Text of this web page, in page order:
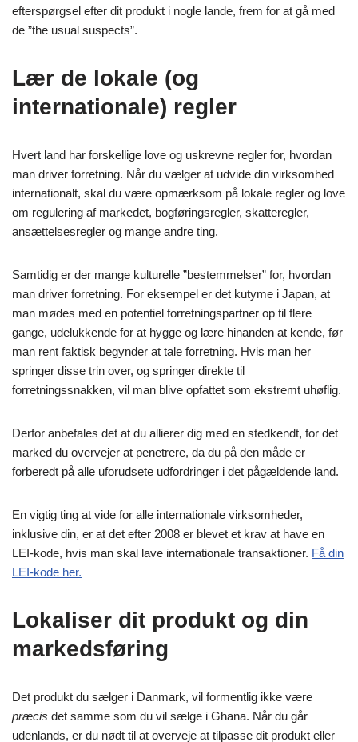
efterspørgsel efter dit produkt i nogle lande, frem for at gå med
de ”the usual suspects”.
Lær de lokale (og
internationale) regler
Hvert land har forskellige love og uskrevne regler for, hvordan
man driver forretning. Når du vælger at udvide din virksomhed
internationalt, skal du være opmærksom på lokale regler og love
om regulering af markedet, bogføringsregler, skatteregler,
ansættelsesregler og mange andre ting.
Samtidig er der mange kulturelle ”bestemmelser” for, hvordan
man driver forretning. For eksempel er det kutyme i Japan, at
man mødes med en potentiel forretningspartner op til flere
gange, udelukkende for at hygge og lære hinanden at kende, før
man rent faktisk begynder at tale forretning. Hvis man her
springer disse trin over, og springer direkte til
forretningssnakken, vil man blive opfattet som ekstremt uhøflig.
Derfor anbefales det at du allierer dig med en stedkendt, for det
marked du overvejer at penetrere, da du på den måde er
forberedt på alle uforudsete udfordringer i det pågældende land.
En vigtig ting at vide for alle internationale virksomheder,
inklusive din, er at det efter 2008 er blevet et krav at have en
LEI-kode, hvis man skal lave internationale transaktioner. Få din
LEI-kode her.
Lokaliser dit produkt og din
markedsføring
Det produkt du sælger i Danmark, vil formentlig ikke være
præcis det samme som du vil sælge i Ghana. Når du går
udenlands, er du nødt til at overveje at tilpasse dit produkt eller